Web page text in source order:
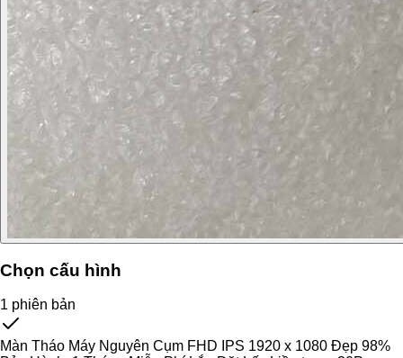
Chọn cấu hình
1 phiên bản
Màn Tháo Máy Nguyên Cụm FHD IPS 1920 x 1080 Đẹp 98%